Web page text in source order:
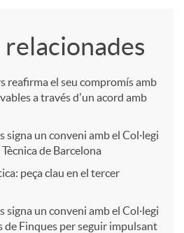
reafirma el seu compromís amb
a través d'un acord amb
signa un conveni amb el Col·legi
de Barcelona
peça clau en el tercer
signa un conveni amb el Col·legi
de Finques per seguir impulsant